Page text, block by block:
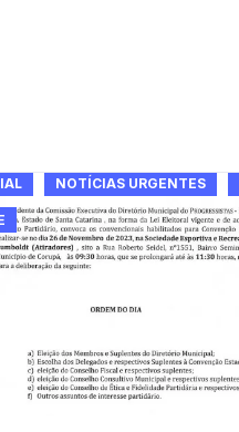
NOTÍCIAS URGENTES